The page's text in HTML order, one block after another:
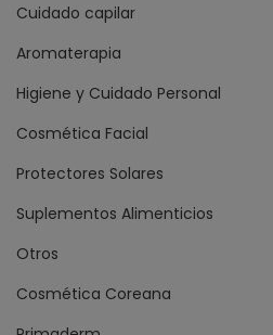
Cuidado capilar
Aromaterapia
Higiene y Cuidado Personal
Cosmética Facial
Protectores Solares
Suplementos Alimenticios
Otros
Cosmética Coreana